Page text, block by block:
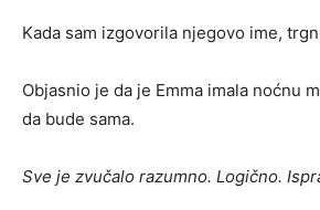
Kada sam izgovorila njegovo ime,
Objasnio je da je Emma imala noćnu
da bude sama.
Sve je zvučalo razumno. Logično.